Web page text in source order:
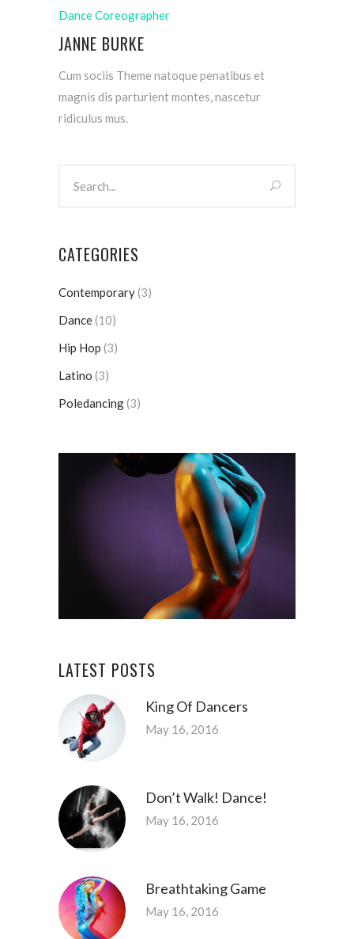
Dance Coreographer
JANNE BURKE
Cum sociis Theme natoque penatibus et
magnis dis parturient montes, nascetur
ridiculus mus.
CATEGORIES
Contemporary(3)
Dance(10)
Hip Hop (3)
Latino (3)
Poledancing(3)
LATEST POSTS
King Of Dancers
May 16, 2016
Don’t Walk! Dance!
May 16, 2016
Breathtaking Game
May 16, 2016